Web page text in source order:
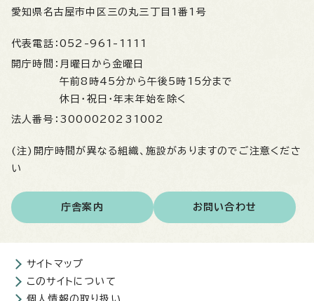
愛知県名古屋市中区三の丸三丁目1番1号
代表電話： 052-961-1111
開庁時間： 月曜日から金曜日
午前8時45分から午後5時15分まで
休日・祝日・年末年始を除く
法人番号： 3000020231002
(注)開庁時間が異なる組織、施設がありますのでご注意くださ
い
庁舎案内 お問い合わせ
サイトマップ
このサイトについて
個人情報の取り扱い